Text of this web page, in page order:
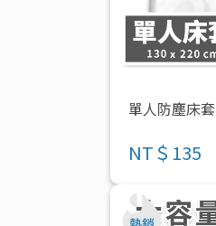
單人防塵床套
NT＄135